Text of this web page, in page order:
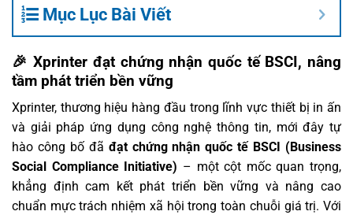
Mục Lục Bài Viết
🎉 Xprinter đạt chứng nhận quốc tế BSCI, nâng
tầm phát triển bền vững
Xprinter, thương hiệu hàng đầu trong lĩnh vực thiết bị in ấn
và giải pháp ứng dụng công nghệ thông tin, mới đây tự
hào công bố đã đạt chứng nhận quốc tế BSCI (Business
Social Compliance Initiative) – một cột mốc quan trọng,
khẳng định cam kết phát triển bền vững và nâng cao
chuẩn mực trách nhiệm xã hội trong toàn chuỗi giá trị. Với